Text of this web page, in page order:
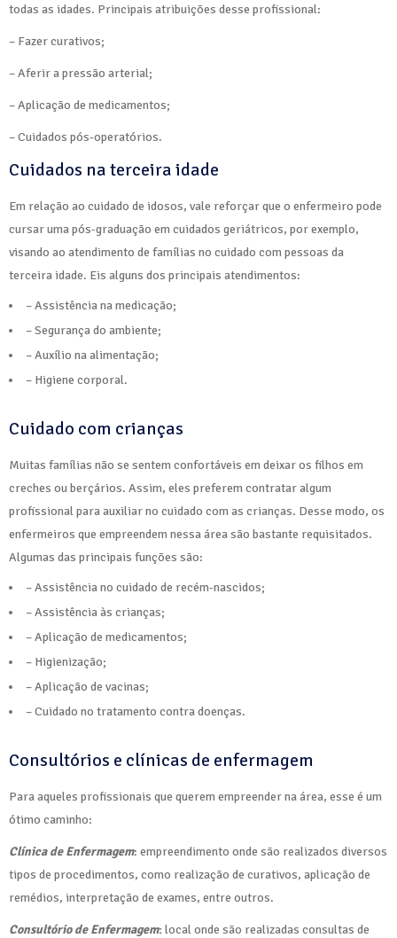
todas as idades. Principais atribuições desse profissional:
– Fazer curativos;
– Aferir a pressão arterial;
– Aplicação de medicamentos;
– Cuidados pós-operatórios.
Cuidados na terceira idade
Em relação ao cuidado de idosos, vale reforçar que o enfermeiro pode
cursar uma pós-graduação em cuidados geriátricos, por exemplo,
visando ao atendimento de famílias no cuidado com pessoas da
terceira idade. Eis alguns dos principais atendimentos:
– Assistência na medicação;
– Segurança do ambiente;
– Auxílio na alimentação;
– Higiene corporal.
Cuidado com crianças
Muitas famílias não se sentem confortáveis em deixar os filhos em
creches ou berçários. Assim, eles preferem contratar algum
profissional para auxiliar no cuidado com as crianças. Desse modo, os
enfermeiros que empreendem nessa área são bastante requisitados.
Algumas das principais funções são:
– Assistência no cuidado de recém-nascidos;
– Assistência às crianças;
– Aplicação de medicamentos;
– Higienização;
– Aplicação de vacinas;
– Cuidado no tratamento contra doenças.
Consultórios e clínicas de enfermagem
Para aqueles profissionais que querem empreender na área, esse é um
ótimo caminho:
Clínica de Enfermagem: empreendimento onde são realizados diversos
tipos de procedimentos, como realização de curativos, aplicação de
remédios, interpretação de exames, entre outros.
Consultório de Enfermagem:local onde são realizadas consultas de